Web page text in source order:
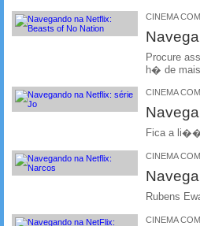
CINEMA
Procure
h� de
CINEMA
Fica a
CINEMA
Rubens
CINEMA